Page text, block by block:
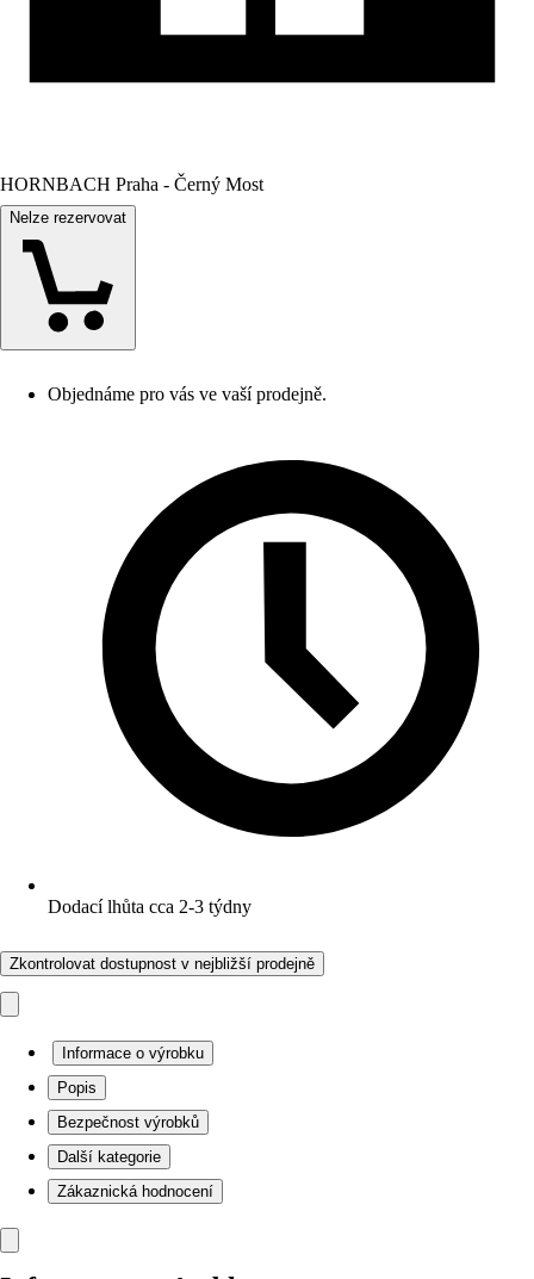
HORNBACH Praha - Černý Most
Nelze rezervovat
Objednáme pro vás ve vaší prodejně.
Dodací lhůta cca 2-3 týdny
Zkontrolovat dostupnost v nejbližší prodejně
Informace o výrobku
Popis
Bezpečnost výrobků
Další kategorie
Zákaznická hodnocení